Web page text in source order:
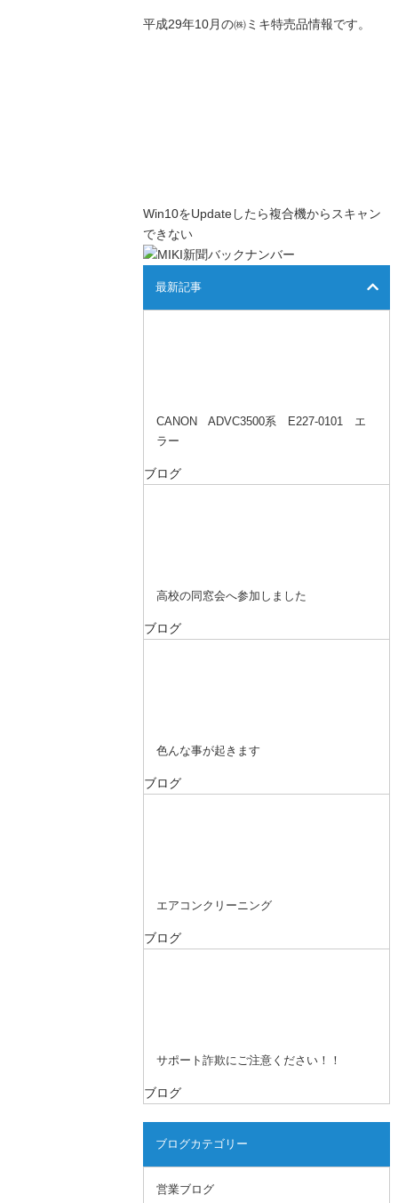
平成29年10月の㈱ミキ特売品情報です。
Win10をUpdateしたら複合機からスキャン
できない
最新記事
CANON ADVC3500系 E227-0101 エ
ラー
ブログ
高校の同窓会へ参加しました
ブログ
色んな事が起きます
ブログ
エアコンクリーニング
ブログ
サポート詐欺にご注意ください！！
ブログ
ブログカテゴリー
営業ブログ